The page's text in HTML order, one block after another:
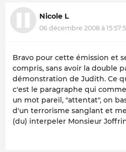
Nicole L
06 décembre 2008 à
Bravo pour cette émission et
compris, sans avoir la double
démonstration de Judith. Ce
c'est le paragraphe qui
un mot pareil, "attentat", on
d'un terrorisme sanglant et
(du) interpeler Monsieur